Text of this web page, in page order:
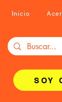
Inicio
SOY